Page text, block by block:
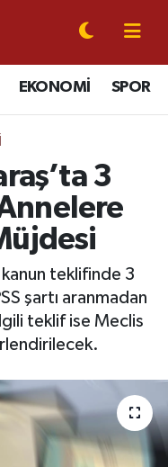
EKONOMİ SPOR
3
teklifinde 3
şartı aranmadan
teklif ise Meclis
Haritası
Fikstür